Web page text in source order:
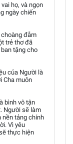
họ, và ngọn
ngày chiến
choàng đẫm
trẻ thơ đã
tặng cho
của Người là
Cha muôn
bình vô tận
Người sẽ làm
nền tảng chính
Vì yêu
thực hiện